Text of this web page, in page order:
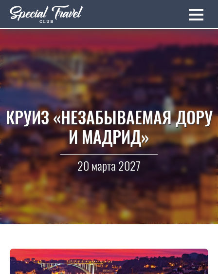
КРУИЗ «НЕЗАБЫВАЕМАЯ ДОРУ
И МАДРИД»
20 марта 2027